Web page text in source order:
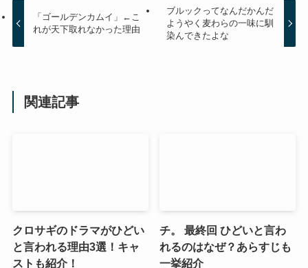
「ゴールデンカムイ」←こ
れが天下取れなかった理由
ブルックってなんだかんだ
ようやく麦わらの一味に馴
染んできたよな
関連記事
クロサギのドラマがひどい
と言われる理由3選！キャ
ストも紹介！
チ。 最終回 ひどいと言わ
れるのはなぜ？あらすじも
一挙紹介